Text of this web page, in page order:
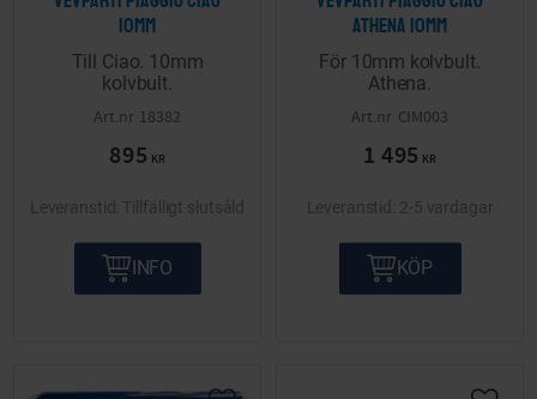
10mm
Till Ciao. 10mm
kolvbult.
18382
895 KR
Tillfälligt slutsåld
INFO
Athena 10mm
För 10mm kolvbult.
Athena.
CIM003
1 495 KR
2-5 vardagar
KÖP